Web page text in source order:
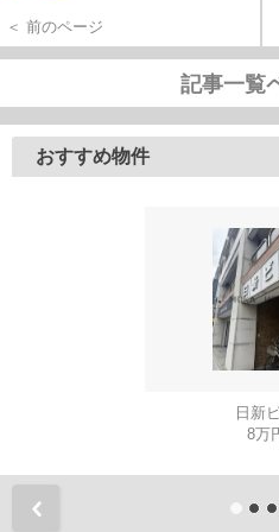
＜ 前のページ
記事一覧
おすすめ物件
日新
8万